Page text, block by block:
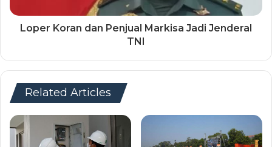
Loper Koran dan Penjual Markisa Jadi Jenderal
TNI
Related Articles